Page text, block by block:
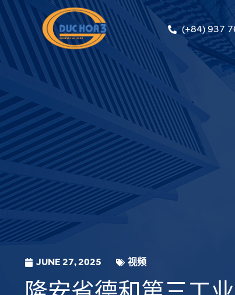
(+84) 937
JUNE 27, 2025 视频